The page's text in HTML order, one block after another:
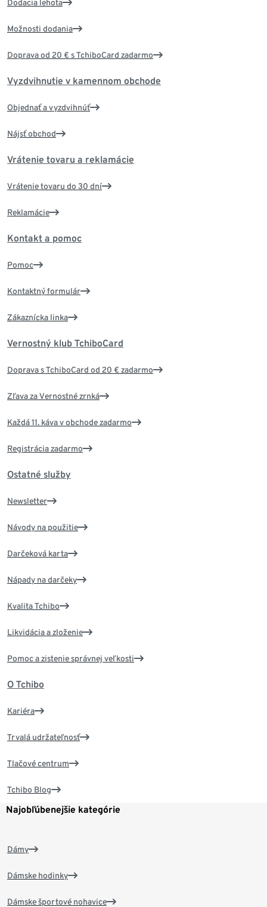
Dodacia lehota
Možnosti dodania
Doprava od 20 € s TchiboCard zadarmo
Vyzdvihnutie v kamennom obchode
Objednať a vyzdvihnúť
Nájsť obchod
Vrátenie tovaru a reklamácie
Vrátenie tovaru do 30 dní
Reklamácie
Kontakt a pomoc
Pomoc
Kontaktný formulár
Zákaznícka linka
Vernostný klub TchiboCard
Doprava s TchiboCard od 20 € zadarmo
Zľava za Vernostné zrnká
Každá 11. káva v obchode zadarmo
Registrácia zadarmo
Ostatné služby
Newsletter
Návody na použitie
Darčeková karta
Nápady na darčeky
Kvalita Tchibo
Likvidácia a zloženie
Pomoc a zistenie správnej veľkosti
O Tchibo
Kariéra
Trvalá udržateľnosť
Tlačové centrum
Tchibo Blog
Najobľúbenejšie kategórie
Dámy
Dámske hodinky
Dámske športové nohavice